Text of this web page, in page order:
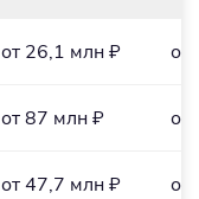
от 26,1 млн ₽ от
от 87 млн ₽ от
от 47,7 млн ₽ от